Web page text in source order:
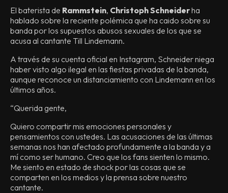
El baterista de Rammstein, Christoph Schneiderha
hablado sobre la reciente polémica que ha caido sobre su
banda por los supuestos abusos sexuales de los que se
acusa al cantante Till Lindemann.
A través de su cuenta oficial en Instagram, Schneider niega
haber visto algo ilegal en las fiestas privadas de la banda,
aunque reconoce un distanciamiento con Lindemann en los
últimos años.
“Querida gente,
Quiero compartir mis emociones personales y
pensamientos con ustedes. Las acusaciones de las últimas
semanas nos han afectado profundamente a la banda y a
mí como ser humano. Creo que los fans sienten lo mismo.
Me siento en estado de shock por las cosas que se
comparten en los medios y la prensa sobre nuestro
cantante.